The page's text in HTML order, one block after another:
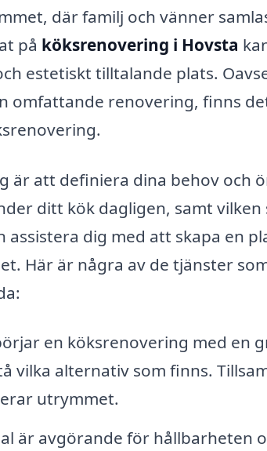
där familj och vänner
på köksrenovering i Hovsta
estetiskt tilltalande plats.
omfattande renovering, finns
är att definiera dina behov och
ditt kök dagligen, samt vilken
dig med att skapa en
Här är några av de tjänster
en köksrenovering med en
vilka alternativ som finns.
utrymmet.
är avgörande för hållbarheten